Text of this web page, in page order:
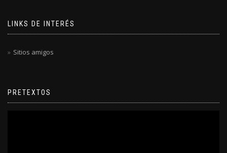
LINKS DE INTERÉS
Sitios amigos
PRETEXTOS